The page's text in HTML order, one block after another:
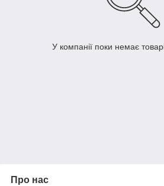
У компанії поки немає
Про нас